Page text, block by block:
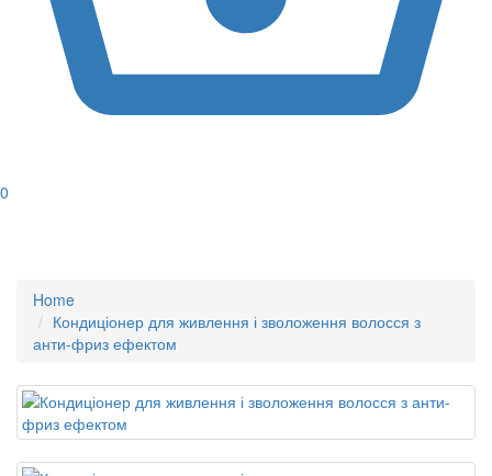
0
Home
Кондиціонер для живлення і зволоження волосся з
анти-фриз ефектом